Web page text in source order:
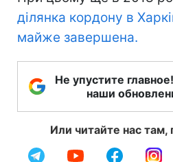
ділянка кордону в
майже завершена.
Не упустите
наши
Или читайте нас там,